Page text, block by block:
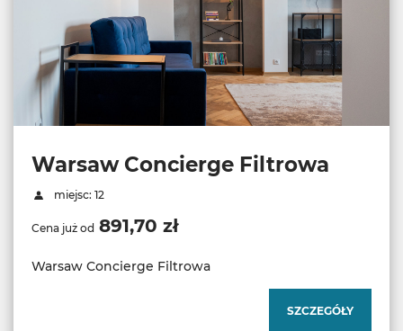
Warsaw Concierge Filtrowa
miejsc: 12
Cena już od 891,70 zł
Warsaw Concierge Filtrowa
SZCZEGÓŁY